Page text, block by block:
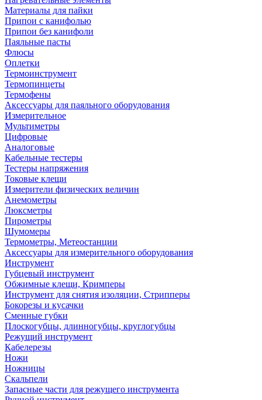
Материалы для пайки
Припои с канифолью
Припои без канифоли
Паяльные пасты
Флюсы
Оплетки
Термоинструмент
Термопинцеты
Термофены
Аксессуары для паяльного оборудования
Измерительное
Мультиметры
Цифровые
Аналоговые
Кабельные тестеры
Тестеры напряжения
Токовые клещи
Измерители физических величин
Анемометры
Люксметры
Пирометры
Шумомеры
Термометры, Метеостанции
Аксессуары для измерительного оборудования
Инструмент
Губцевый инструмент
Обжимные клещи, Кримперы
Инструмент для снятия изоляции, Стрипперы
Бокорезы и кусачки
Сменные губки
Плоскогубцы, длинногубцы, круглогубцы
Режущий инструмент
Кабелерезы
Ножи
Ножницы
Скальпели
Запасные части для режущего инструмента